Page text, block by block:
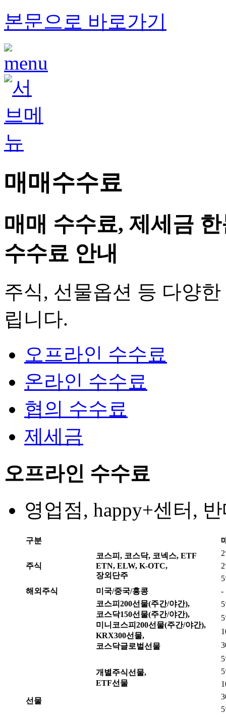
본문으로 바로가기
매매수수료
매매 수수료, 제세금
수수료 안내
주식, 선물옵션 등 다양
립니다.
오프라인 수수료
온라인 수수료
협의 수수료
제세금
오프라인 수수료
영업점, happy+센터,
구분
주식
코스피, 코스닥, 코넥스, ETF
ETN, ELW, K-OTC,
장외단주
해외주식
미국/중국/홍콩 -
선물
코스피200선물(주간/야간),
코스닥150선물(주간/야간),
미니코스피200선물(주간/야간),
KRX300선물,
코스닥글로벌선물
개별주식선물,
ETF선물